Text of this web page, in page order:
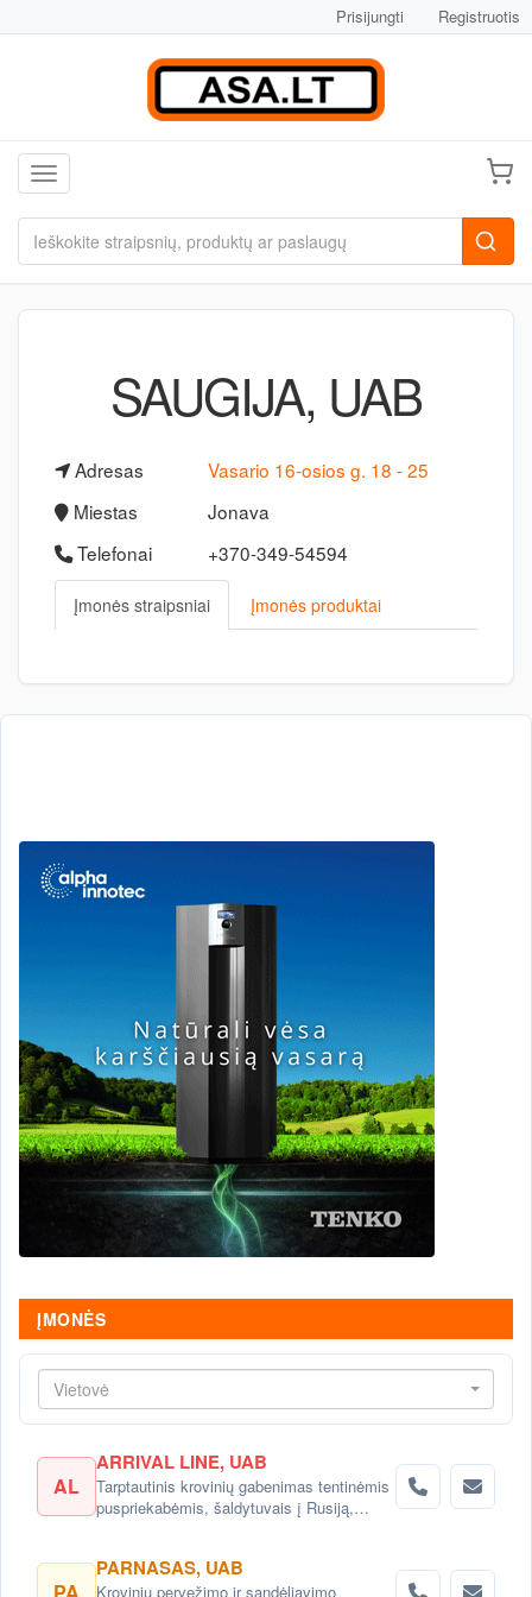
Prisijungti Registruotis
Toggle navigation
SAUGIJA, UAB
Adresas
Vasario 16-osios g. 18 - 25
Miestas
Jonava
Telefonai
+370-349-54594
Įmonės straipsniai Įmonės produktai
ĮMONĖS
Vietovė
AL
ARRIVAL LINE, UAB
Tarptautinis krovinių gabenimas tentinėmis
puspriekabėmis, šaldytuvais į Rusiją,
PA
PARNASAS, UAB
Krovinių pervežimo ir sandėliavimo